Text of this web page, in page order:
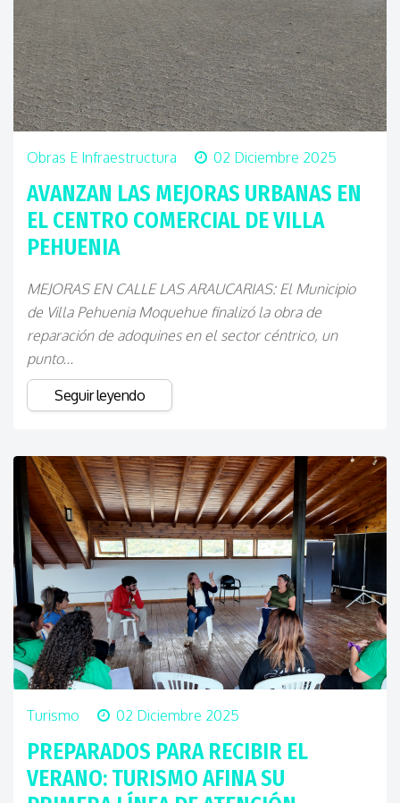
Obras E Infraestructura 02 Diciembre 2025
AVANZAN LAS MEJORAS URBANAS EN
EL CENTRO COMERCIAL DE VILLA
PEHUENIA
MEJORAS EN CALLE LAS ARAUCARIAS: El Municipio
de Villa Pehuenia Moquehue finalizó la obra de
reparación de adoquines en el sector céntrico, un
punto...
Seguir leyendo
Turismo 02 Diciembre 2025
PREPARADOS PARA RECIBIR EL
VERANO: TURISMO AFINA SU